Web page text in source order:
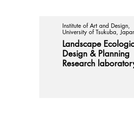
Institute of Art and Design,
University of Tsukuba,
Landscape
Design & Planning
Research